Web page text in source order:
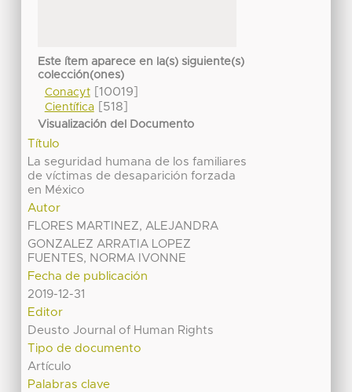
Este ítem aparece en la(s) siguiente(s)
colección(ones)
Conacyt[10019]
Científica[518]
Visualización del Documento
Título
La seguridad humana de los familiares
de víctimas de desaparición forzada
en México
Autor
FLORES MARTINEZ, ALEJANDRA
GONZALEZ ARRATIA LOPEZ
FUENTES, NORMA IVONNE
Fecha de publicación
2019-12-31
Editor
Deusto Journal of Human Rights
Tipo de documento
Artículo
Palabras clave